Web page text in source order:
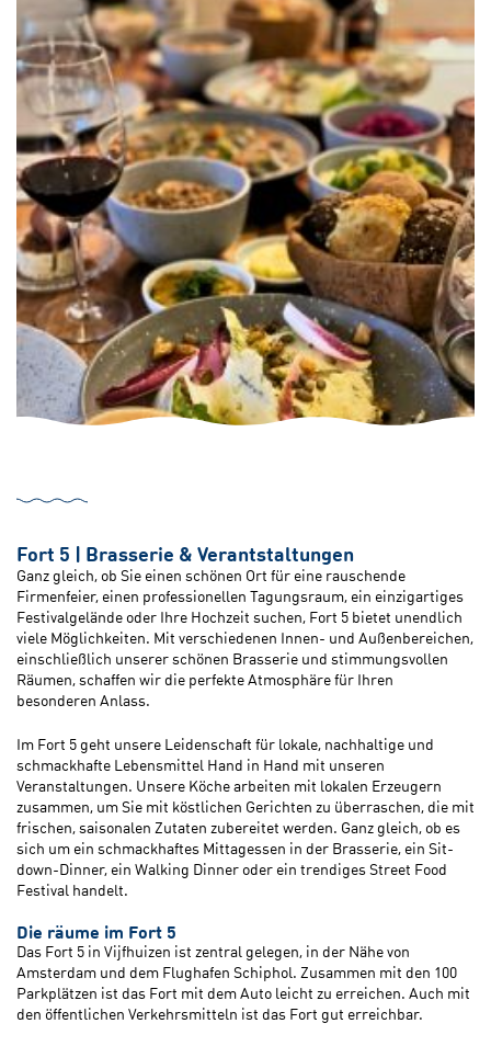
Fort 5 | Brasserie & Verantstaltungen
Ganz gleich, ob Sie einen schönen Ort für eine rauschende
Firmenfeier, einen professionellen Tagungsraum, ein einzigartiges
Festivalgelände oder Ihre Hochzeit suchen, Fort 5 bietet unendlich
viele Möglichkeiten. Mit verschiedenen Innen- und Außenbereichen,
einschließlich unserer schönen Brasserie und stimmungsvollen
Räumen, schaffen wir die perfekte Atmosphäre für Ihren
besonderen Anlass.
Im Fort 5 geht unsere Leidenschaft für lokale, nachhaltige und
schmackhafte Lebensmittel Hand in Hand mit unseren
Veranstaltungen. Unsere Köche arbeiten mit lokalen Erzeugern
zusammen, um Sie mit köstlichen Gerichten zu überraschen, die mit
frischen, saisonalen Zutaten zubereitet werden. Ganz gleich, ob es
sich um ein schmackhaftes Mittagessen in der Brasserie, ein Sit-
down-Dinner, ein Walking Dinner oder ein trendiges Street Food
Festival handelt.
Die räume im Fort 5
Das Fort 5 in Vijfhuizen ist zentral gelegen, in der Nähe von
Amsterdam und dem Flughafen Schiphol. Zusammen mit den 100
Parkplätzen ist das Fort mit dem Auto leicht zu erreichen. Auch mit
den öffentlichen Verkehrsmitteln ist das Fort gut erreichbar.